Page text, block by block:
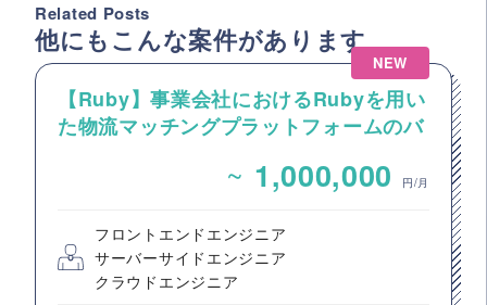
Related Posts
他にもこんな案件があります
NEW
【Ruby】事業会社におけるRubyを用い
た物流マッチングプラットフォームのバ
~ 1,000,000 円/月
フロントエンドエンジニア
サーバーサイドエンジニア
クラウドエンジニア